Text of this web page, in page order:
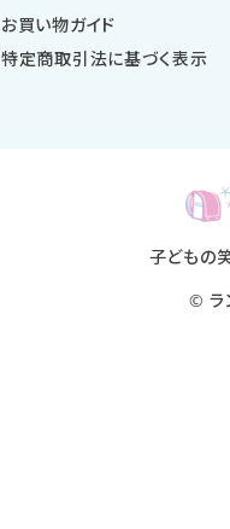
お買い物ガイド
特定商取引法に基づく表示
子どもの
©ラ